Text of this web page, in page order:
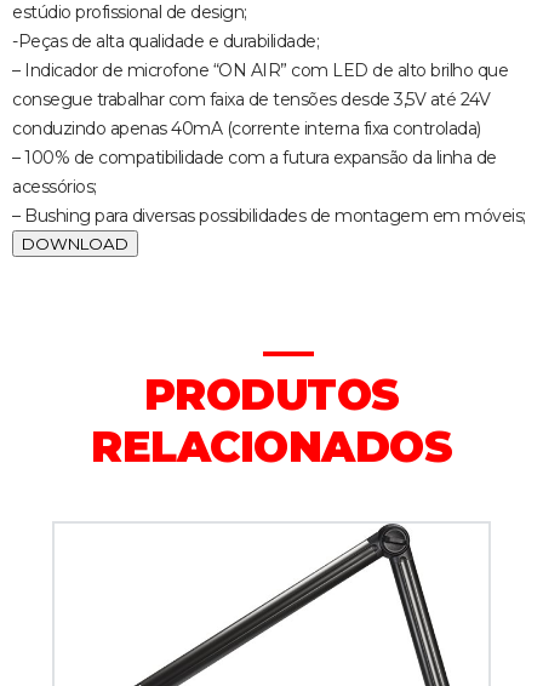
estúdio profissional de design;
-Peças de alta qualidade e durabilidade;
– Indicador de microfone “ON AIR” com LED de alto brilho que
consegue trabalhar com faixa de tensões desde 3,5V até 24V
conduzindo apenas 40mA (corrente interna fixa controlada)
– 100% de compatibilidade com a futura expansão da linha de
acessórios;
– Bushing para diversas possibilidades de montagem em móveis;
DOWNLOAD
PRODUTOS
RELACIONADOS